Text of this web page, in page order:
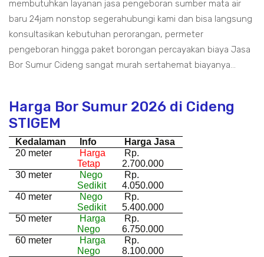
membutuhkan layanan jasa pengeboran sumber mata air
baru 24jam nonstop segerahubungi kami dan bisa langsung
konsultasikan kebutuhan perorangan, permeter
pengeboran hingga paket borongan percayakan biaya Jasa
Bor Sumur Cideng sangat murah sertahemat biayanya...
Harga Bor Sumur 2026 di Cideng
STIGEM
Kedalaman Info
Harga Jasa
20 meter
Harga
Tetap
Rp.
2.700.000
30 meter
Nego
Sedikit
Rp.
4.050.000
40 meter
Nego
Sedikit
Rp.
5.400.000
50 meter
Harga
Nego
Rp.
6.750.000
60 meter
Harga
Nego
Rp.
8.100.000